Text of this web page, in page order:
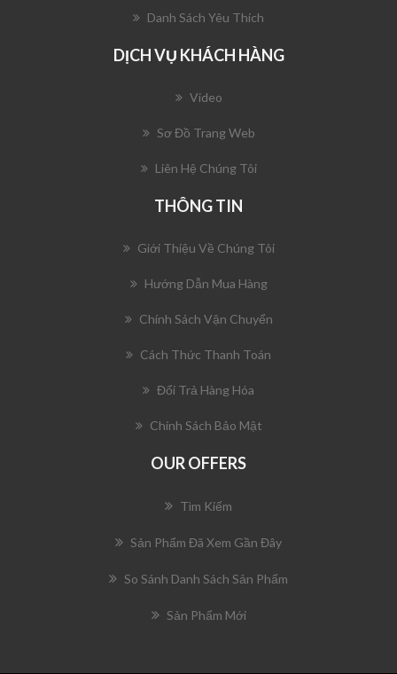
Danh Sách Yêu Thích
DỊCH VỤ KHÁCH HÀNG
Video
Sơ Đồ Trang Web
Liên Hệ Chúng Tôi
THÔNG TIN
Giới Thiệu Về Chúng Tôi
Hướng Dẫn Mua Hàng
Chính Sách Vận Chuyển
Cách Thức Thanh Toán
Đổi Trả Hàng Hóa
Chính Sách Bảo Mật
OUR OFFERS
Tìm Kiếm
Sản Phẩm Đã Xem Gần Đây
So Sánh Danh Sách Sản Phẩm
Sản Phẩm Mới